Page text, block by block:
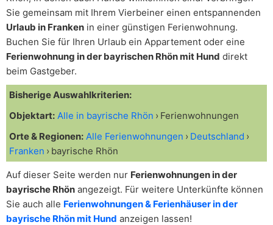
Sie gemeinsam mit Ihrem Vierbeiner einen entspannenden
Urlaub in Franken in einer günstigen Ferienwohnung.
Buchen Sie für Ihren Urlaub ein Appartement oder eine
Ferienwohnung in der bayrischen Rhön mit Hund direkt
beim Gastgeber.
Bisherige Auswahlkriterien:
Objektart: Alle in bayrische Rhön
Ferienwohnungen
Orte & Regionen: Alle Ferienwohnungen
Deutschland
Franken
bayrische Rhön
Auf dieser Seite werden nur Ferienwohnungen in der
bayrische Rhön angezeigt. Für weitere Unterkünfte können
Sie auch alle Ferienwohnungen & Ferienhäuser in der
bayrische Rhön mit Hund anzeigen lassen!